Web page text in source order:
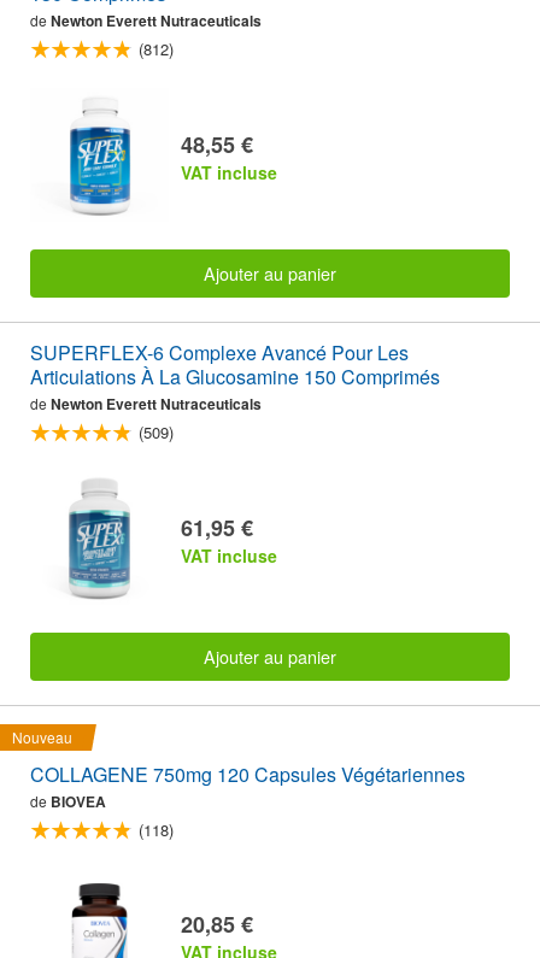
de Newton Everett Nutraceuticals
(812)
48,55 €
VAT incluse
Ajouter au panier
SUPERFLEX-6 Complexe Avancé Pour Les
Articulations À La Glucosamine 150 Comprimés
de Newton Everett Nutraceuticals
(509)
61,95 €
VAT incluse
Ajouter au panier
Nouveau
COLLAGENE 750mg 120 Capsules Végétariennes
de BIOVEA
(118)
20,85 €
VAT incluse